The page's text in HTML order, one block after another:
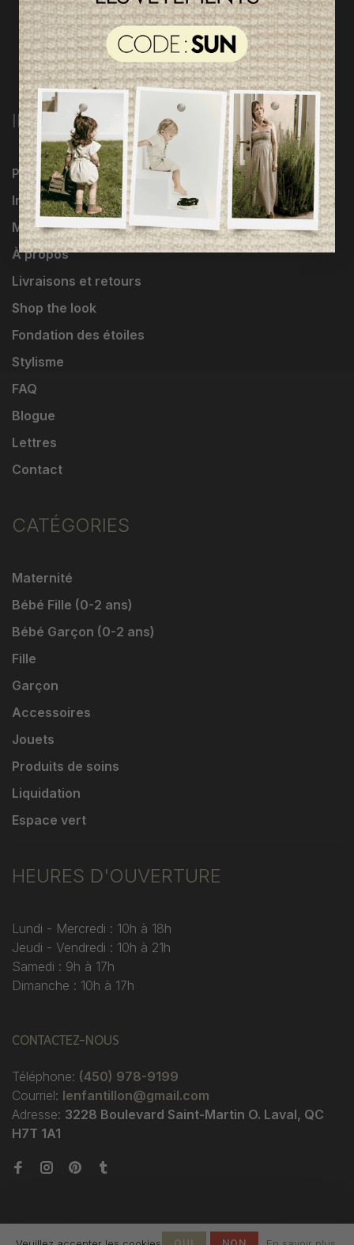
INFORMATIONS
Programme Loyauté
Influenceuses
Marques
À propos
Livraisons et retours
Shop the look
Fondation des étoiles
Stylisme
FAQ
Blogue
Lettres
Contact
CATÉGORIES
Maternité
Bébé Fille (0-2 ans)
Bébé Garçon (0-2 ans)
Fille
Garçon
Accessoires
Jouets
Produits de soins
Liquidation
Espace vert
HEURES D'OUVERTURE
Lundi - Mercredi : 10h à 18h
Jeudi - Vendredi : 10h à 21h
Samedi : 9h à 17h
Dimanche : 10h à 17h
CONTACTEZ-NOUS
Téléphone: (450) 978-9199
Courriel: lenfantillon@gmail.com
Adresse: 3228 Boulevard Saint-Martin O. Laval, QC
H7T 1A1